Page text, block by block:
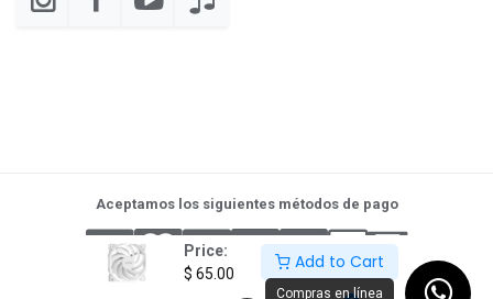
Price:
$ 65.00
Add to Cart
Aceptamos los siguientes métodos de pago
Compras en línea